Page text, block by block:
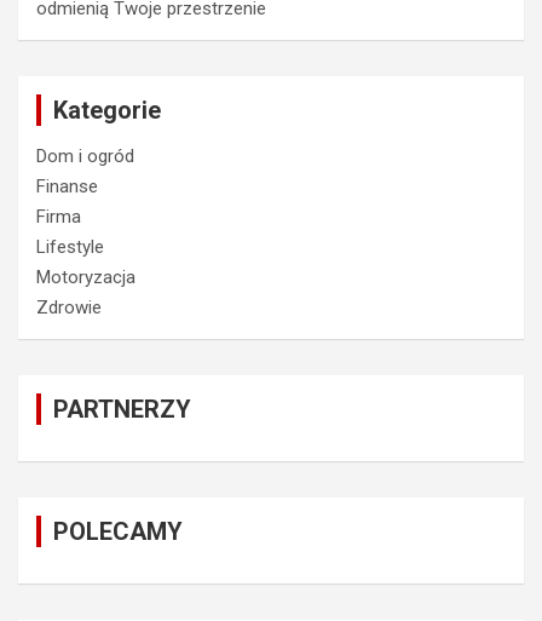
odmienią Twoje przestrzenie
Kategorie
Dom i ogród
Finanse
Firma
Lifestyle
Motoryzacja
Zdrowie
PARTNERZY
POLECAMY